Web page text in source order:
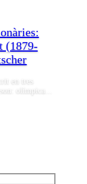
(1879-
en tres
​​olímpica...